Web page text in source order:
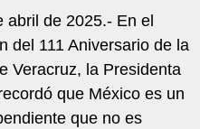
abril de 2025.- En el
del 111 Aniversario de la
Veracruz, la Presidenta
que México es un
que no es